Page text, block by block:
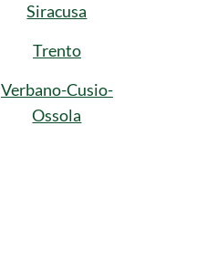
Siracusa
Trento
Verbano-Cusio-
Ossola